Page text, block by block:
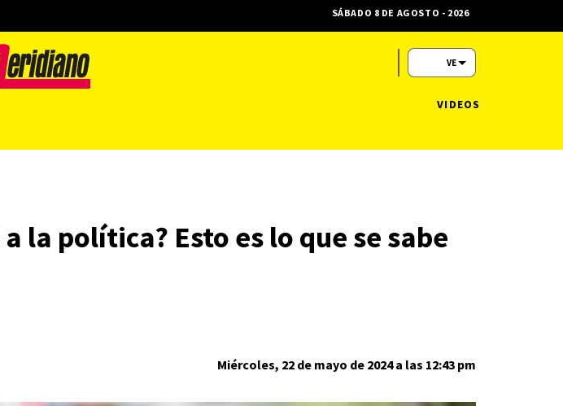
la política? Esto es lo que se sabe
Miércoles, 22 de mayo de 2024 a las 12:43 pm
SÁBADO 8 DE AGOSTO - 2026
VE
VIDEOS